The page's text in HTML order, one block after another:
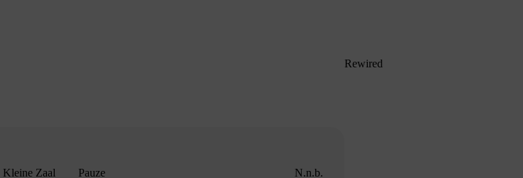
Rewired
Kleine Zaal Pauze N.n.b.